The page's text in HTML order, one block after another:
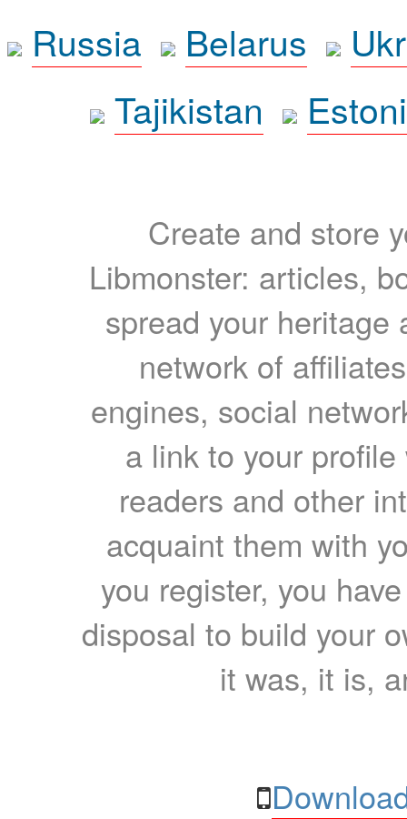
Russia
Belarus
Tajikistan
Create and store
Libmonster: articles,
spread your heritage
network of
engines, social
a link to your
readers and other
acquaint them with
you register, you
disposal to build your
it was, it is,